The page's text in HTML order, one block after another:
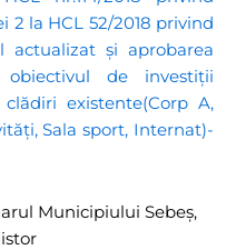
2 la HCL 52/2018 privind
actualizat și aprobarea
de investiții
existente(Corp A,
Sala sport, Internat)-
Municipiului Sebeș,